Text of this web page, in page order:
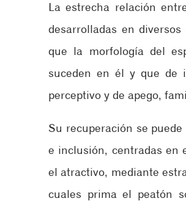
La estrecha relación
desarrolladas en
que la morfología del
suceden en él y que de
perceptivo y de apego,
Su recuperación se
e inclusión, centradas en
el atractivo, mediante
cuales prima el peatón